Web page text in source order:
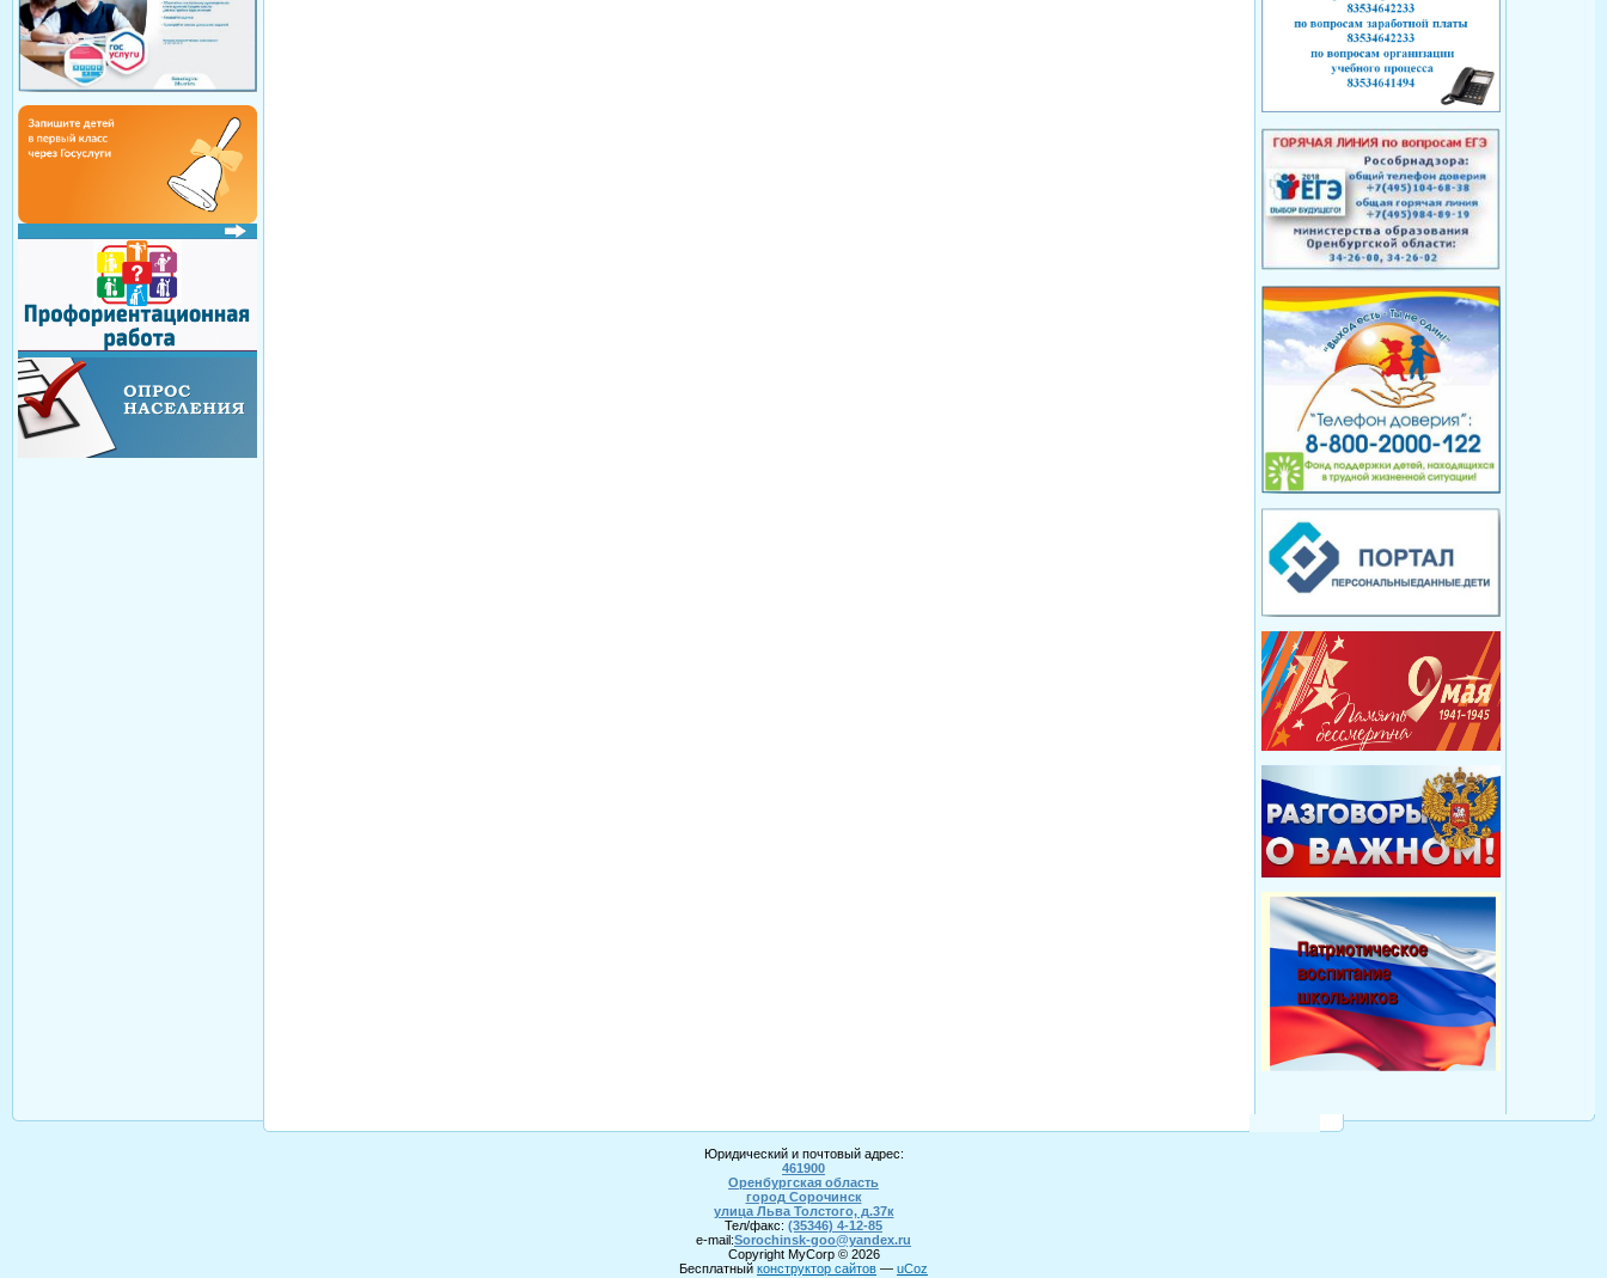
Юридический и почтовый адрес:
461900
Оренбургская область
город Сорочинск
улица Льва Толстого, д.37к
Тел/факс: (35346) 4-12-85
e-mail:Sorochinsk-goo@yandex.ru
Copyright MyCorp © 2026
Бесплатный конструктор сайтов — uCoz